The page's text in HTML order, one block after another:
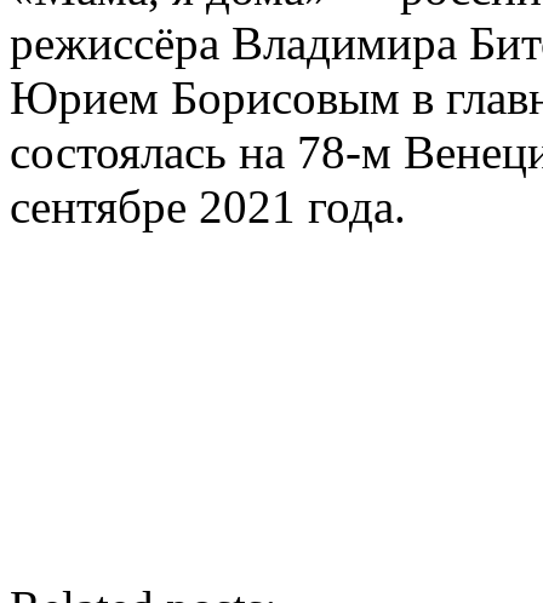
режиссёра Владимира
Юрием Борисовым в
состоялась на 78-м
сентябре 2021 года.